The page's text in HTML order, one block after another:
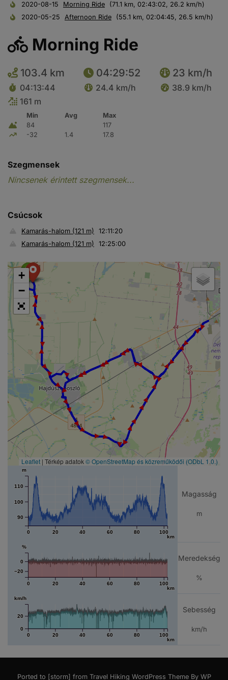
2020-08-15
Morning Ride
(71.1 km, 02:43:02, 26.2 km/h)
2020-05-25
Afternoon Ride (55.1 km, 02:04:45, 26.5 km/h)
Morning Ride
103.4 km 04:29:52 23 km/h
04:13:44 24.4 km/h
38.9 km/h
161 m
Min Avg
Max
84
117
-32
1.4 17.8
Szegmensek
Nincsenek érintett szegmensek...
Csúcsok
Kamarás-halom (121 m)
12:11:20
Kamarás-halom (121 m)
12:25:00
► ► ► ► ► ► ► ► ► ► ► ► ► ► ► ► ► ► ► ► ► ► ► ► ► ► ► ► ► ► ► ► ► ► ► ► ► ► ► ► ►
+
−
Leaflet | Térkép adatok © OpenStreetMap és közreműködői (ODbL 1.0.)
0 20 40 60 80 100
km
90
100
110
m
Magasság
m
0 20 40 60 80 100
km
−20
0
%
Meredekség
%
0 20 40 60 80 100
km
0
20
km/h
Sebesség
km/h
Ported to [storm] from Travel Hiking WordPress Theme By WP